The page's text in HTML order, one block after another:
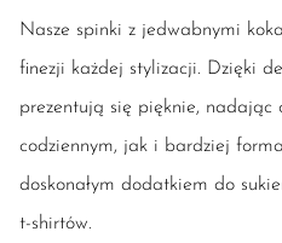
Nasze spinki z jedwabnymi
finezji każdej stylizacji. Dzięki
prezentują się pięknie, nadając
codziennym, jak i bardziej
doskonałym dodatkiem do
t-shirtów.